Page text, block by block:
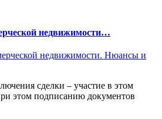
недвижимости…
сделки – участие в этом
этом подписанию документов